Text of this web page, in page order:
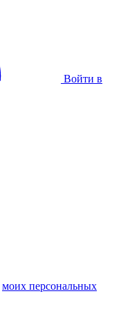
Войти в
моих персональных